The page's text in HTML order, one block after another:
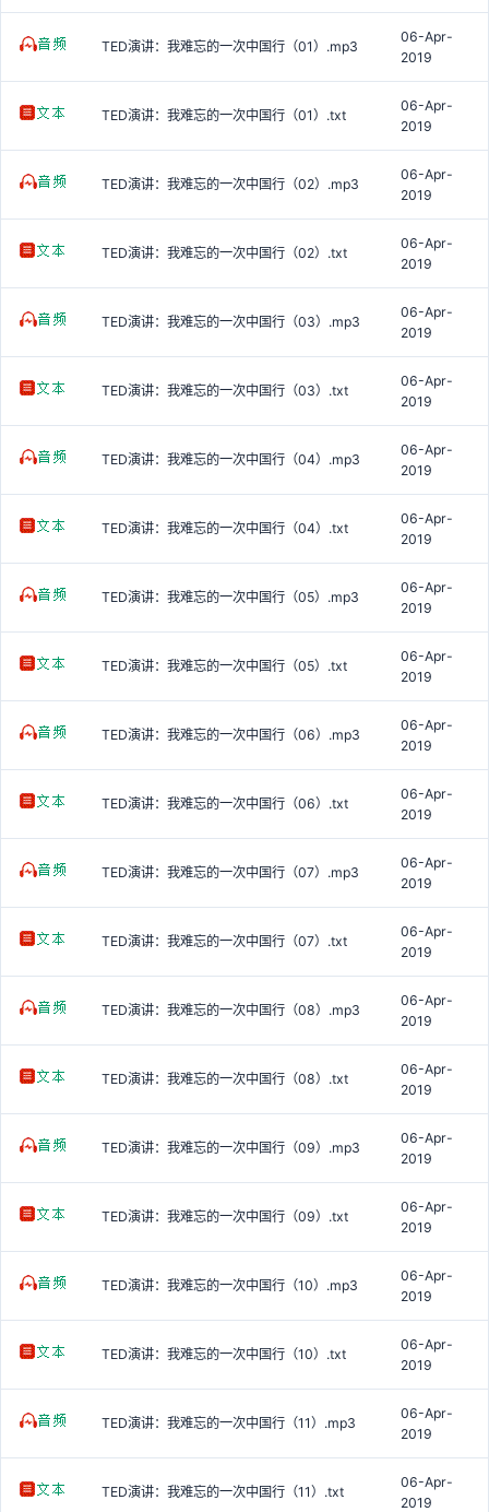
TED演讲：我难忘的一次中国行（01）.mp3
06-Apr-
2019
TED演讲：我难忘的一次中国行（01）.txt
06-Apr-
2019
TED演讲：我难忘的一次中国行（02）.mp3
06-Apr-
2019
TED演讲：我难忘的一次中国行（02）.txt
06-Apr-
2019
TED演讲：我难忘的一次中国行（03）.mp3
06-Apr-
2019
TED演讲：我难忘的一次中国行（03）.txt
06-Apr-
2019
TED演讲：我难忘的一次中国行（04）.mp3
06-Apr-
2019
TED演讲：我难忘的一次中国行（04）.txt
06-Apr-
2019
TED演讲：我难忘的一次中国行（05）.mp3
06-Apr-
2019
TED演讲：我难忘的一次中国行（05）.txt
06-Apr-
2019
TED演讲：我难忘的一次中国行（06）.mp3
06-Apr-
2019
TED演讲：我难忘的一次中国行（06）.txt
06-Apr-
2019
TED演讲：我难忘的一次中国行（07）.mp3
06-Apr-
2019
TED演讲：我难忘的一次中国行（07）.txt
06-Apr-
2019
TED演讲：我难忘的一次中国行（08）.mp3
06-Apr-
2019
TED演讲：我难忘的一次中国行（08）.txt
06-Apr-
2019
TED演讲：我难忘的一次中国行（09）.mp3
06-Apr-
2019
TED演讲：我难忘的一次中国行（09）.txt
06-Apr-
2019
TED演讲：我难忘的一次中国行（10）.mp3
06-Apr-
2019
TED演讲：我难忘的一次中国行（10）.txt
06-Apr-
2019
TED演讲：我难忘的一次中国行（11）.mp3
06-Apr-
2019
TED演讲：我难忘的一次中国行（11）.txt
06-Apr-
2019